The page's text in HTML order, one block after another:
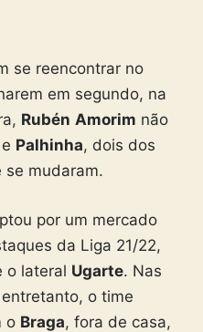
se reencontrar no
em segundo, na
Rubén Amorim não
e Palhinha, dois dos
se mudaram.
por um mercado
da Liga 21/22,
o lateral Ugarte. Nas
o time
o Braga, fora de casa,